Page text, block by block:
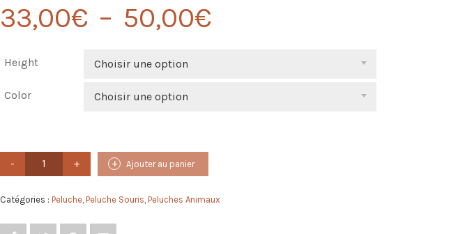
33,00€ – 50,00€
Height Choisir une option
Color Choisir une option
Petite
Souris
Ajouter au panier
Catégories : Peluche Peluche Souris Peluches Animaux